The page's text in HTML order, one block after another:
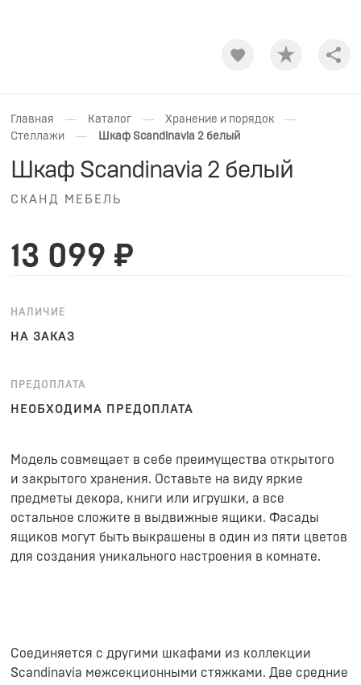
Главная — Каталог — Хранение и порядок —
Стеллажи — Шкаф Scandinavia 2 белый
Шкаф Scandinavia 2 белый
СКАНД МЕБЕЛЬ
13 099 ₽
НАЛИЧИЕ
НА ЗАКАЗ
ПРЕДОПЛАТА
НЕОБХОДИМА ПРЕДОПЛАТА
Модель совмещает в себе преимущества открытого
и закрытого хранения. Оставьте на виду яркие
предметы декора, книги или игрушки, а все
остальное сложите в выдвижные ящики. Фасады
ящиков могут быть выкрашены в один из пяти цветов
для создания уникального настроения в комнате.
Соединяется с другими шкафами из коллекции
Scandinavia межсекционными стяжками. Две средние